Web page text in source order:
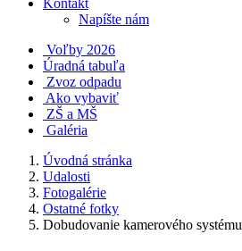
Kontakt
Napíšte nám
Voľby 2026
Úradná tabuľa
Zvoz odpadu
Ako vybaviť
ZŠ a MŠ
Galéria
Úvodná stránka
Udalosti
Fotogalérie
Ostatné fotky
Dobudovanie kamerového systému